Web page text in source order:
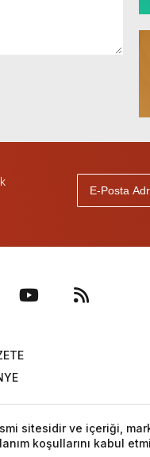
sitesidir ve içeriği,
koşullarını kabul